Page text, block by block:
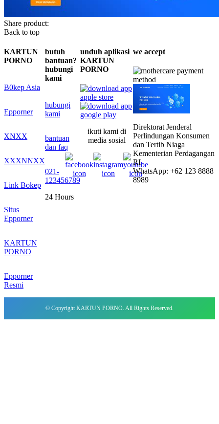
Share product:
Back to top
KARTUN
PORNO
B0kep Asia
Epporner
XNXX
XXXNNXX
Link Bokep
Situs
Epporner
KARTUN
PORNO
Epporner
Resmi
butuh
bantuan?
hubungi
kami
hubungi
kami
bantuan
dan faq
021-
123456789
24 Hours
unduh aplikasi
KARTUN
PORNO
ikuti kami di
media sosial
we accept
Direktorat Jenderal
Perlindungan Konsumen
dan Tertib Niaga
Kementerian Perdagangan
RI
WhatsApp: +62 123 8888
8989
© Copyright KARTUN PORNO. All Rights Reserved.